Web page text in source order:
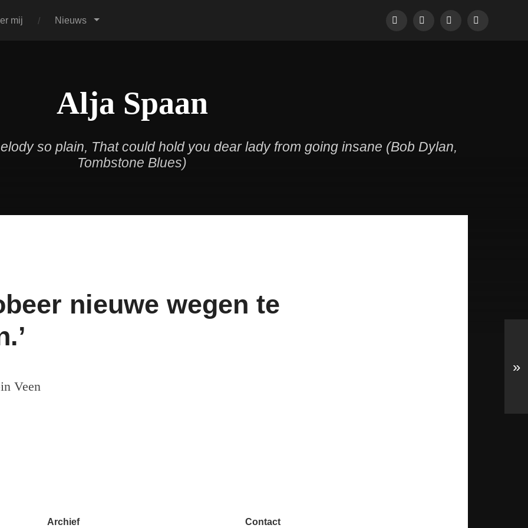
mij Nieuws FacebookPinterestLinkedInTumblr
Alja Spaan
so plain, That could hold you dear lady from going insane (Bob Dylan,
Tombstone Blues)
nieuwe wegen te
Veen
»
Archief Contact